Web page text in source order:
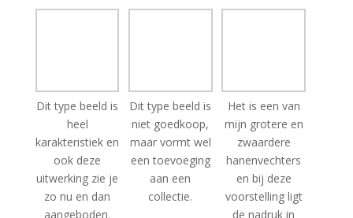
heel
karakteristiek en
ook deze
uitwerking zie je
zo nu en dan
aangeboden.
niet goedkoop,
maar vormt wel
een toevoeging
aan een
collectie.
mijn grotere en
zwaardere
hanenvechters
en bij deze
voorstelling ligt
de nadruk in
belangrijke
mate op de